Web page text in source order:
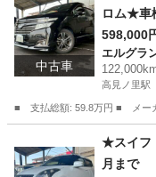
中古車
ロム★車
598,000
エルグラ
高見ノ里駅
■ 支払総額: 59.8万円 ■ メー
高見ノ里
★スイフ
月まで